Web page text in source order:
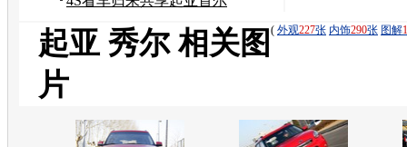
( 外观227张 内饰290张 图解
起亚 秀尔 相关图
片